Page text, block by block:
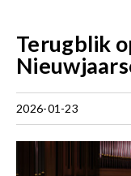
Terugblik
2026-01-23